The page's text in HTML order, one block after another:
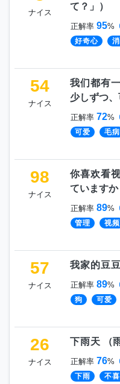
ナイス
て？」
）
正解率 95%
好奇心
54
ナイス
我们都有
少しずつ
正解率 72%
可爱 毛病
98
ナイス
你喜欢看
ていますか
正解率 89%
管理 视频
57
ナイス
我家的豆豆
正解率 89%
狗 可爱
26
ナイス
下雨天 （
正解率 76%
下雨 不